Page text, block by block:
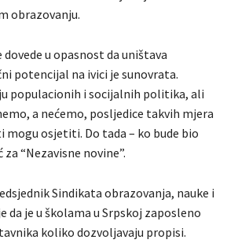
obrazovanju.
dovede u opasnost da uništava
potencijal na ivici je sunovrata.
populacionih i socijalnih politika, ali
a nećemo, posljedice takvih mjera
mogu osjetiti. Do tada – ko bude bio
za “Nezavisne novine”.
Sindikata obrazovanja, nauke i
da je u školama u Srpskoj zaposleno
koliko dozvoljavaju propisi.